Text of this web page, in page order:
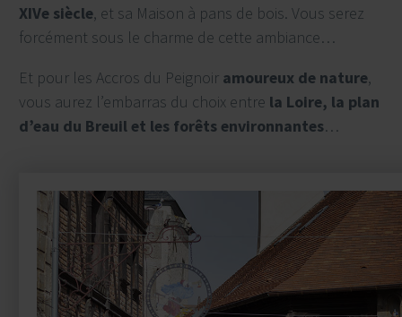
XIVe siècle, et sa Maison à pans de bois. Vous serez
forcément sous le charme de cette ambiance…
Et pour les Accros du Peignoir amoureux de nature
vous aurez l’embarras du choix entre la Loire, la plan
d’eau du Breuil et les forêts environnantes…